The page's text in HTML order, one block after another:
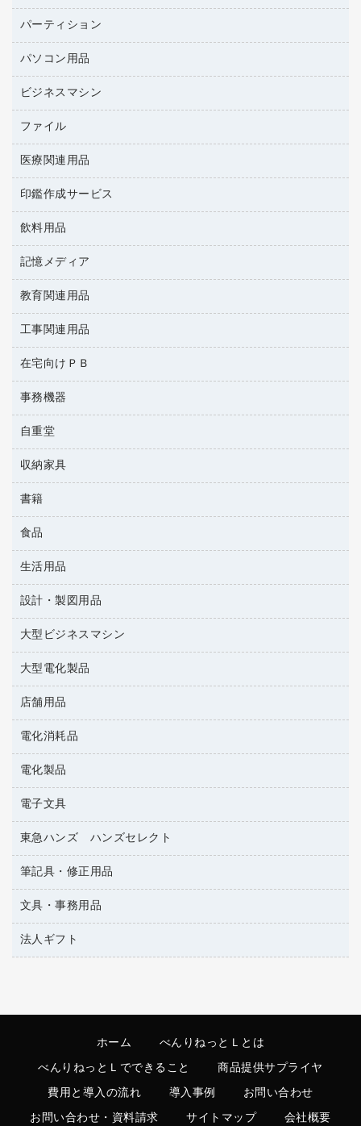
防災用品
養生用品
ミーティングテーブル
ノート
ルーズリーフ
各種用紙
額縁
帳簿
典礼用品
伝票
粘着メモ
パーティション
パーティション
パソコン用品
ＨＤＤ／ＳＳＤ
ＯＡエプロン
ＯＡクリーナー／エアダスター
ＯＡフィルター
キーボード／テンキー
スマートフォン／モバイル周辺機器
セキュリティ用品
ディスプレイモニター
ネットワーク／ＬＡＮ機器
パソコンアクセサリー
パソコンバッグ／収納用品
マウス
マウスパッド
各種ケーブル
ビジネスマシン
ＵＳＢメモリ
インクジェットプリンタ／複合機
コピー機
スキャナー
デジタルカメラ
ファクシミリ
プロジェクタ
メモリーカード
レーザープリンタ／複合機
ファイル
２穴リフィル・２穴インデックス
３０穴リフィル・３０穴インデックス
Ｚ式ファイル
カードケース
クリップボード
クリヤーブック（差替式）
クリヤーホルダー
コンピュータ用ファイル
その他ファイル
ファイルボックス
フォルダー
フラットファイル
リングファイル
レターファイル
持ち出しファイル
統一伝票用ファイル
背幅が伸びるファイル
板目表紙・綴込表紙
名刺整理用品
医療関連用品
医療関連用品
介護用品
感染症対策用品
感染症対策用品（食品・飲料・食添製品）
管理医療機器
保健用品
印鑑作成サービス
印鑑作成サービス
飲料用品
インスタントコーヒー
お茶備品
コーヒーメーカー・備品
ソフトドリンク
ミネラルウォーター
レギュラーコーヒー
医薬部外品
紅茶・バラエティ飲料
茶葉・インスタント
記憶メディア
ＣＤ－Ｒ
ＣＤ－ＲＷ
ＤＶＤ
データカートリッジ
ブルーレイディスク
メディア収納用品
教育関連用品
教育関連用品
工事関連用品
安全靴（特別販売品）
屋外用品
工事関連用品
在宅向けＰＢ
その他雑品
家具関連用品
事務機器
ＯＨＰ用品
シュレッダ
タイムカード
タイムレコーダー
ラミネータ
レーザーポインター
大型シュレッダー（共配）
自重堂
作業服・オフィスウェア
収納家具
その他収納
金庫
保管庫・書庫
書籍
パソコンソフト
雑誌
辞典
地図
食品
菓子
食品
生活用品
キッチン用品
ゴミ袋
スポーツ・レジャー用品
スリッパ・サンダル・シューズ
その他雑貨
ダストボックス
ティッシュペーパー
トイレットペーパー
トイレ用洗剤
ハンドソープ・石鹸
ペーパータオル
飲食雑貨用品
洗濯用品
掃除用洗剤
設計・製図用品
設計・製図用品
大型ビジネスマシン
プリンタ
大型電化製品
テレビ・ＡＶ機器
冷蔵庫・キッチン・調理家電
店舗用品
ＰＯＰ用品
カウンター／お会計用品
サイン・看板用品
ディスプレイ用品
レジ・ポリ袋
陳列什器
店舗運営用品
電化消耗品
アルバム
デスクライト
フィルム・カメラ用品
懐中電灯・ライト
各種テープ
電球・蛍光灯
電化製品
ＡＶ機器・アクセサリー
キッチン・調理家電
その他電化製品
空調・季節家電
電子文具
その他電子文具
ラベルライター
電卓
東急ハンズ ハンズセレクト
東急ハンズ
筆記具・修正用品
シャープペンシル
シャープペンシル用替芯
ボールペン（ゲルインク）
文具・事務用品
カッター
ステープラー本体
ステープル針
スプレーのり クリーナー
セロハンテープ
その他文具
法人ギフト
高島屋（食品・飲料）
ホーム べんりねっとＬとは
べんりねっとＬでできること 商品提供サプライヤ
費用と導入の流れ 導入事例 お問い合わせ
お問い合わせ・資料請求 サイトマップ 会社概要